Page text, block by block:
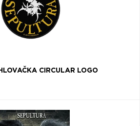
CIRCULAR LOGO